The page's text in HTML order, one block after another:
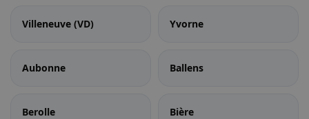
Villeneuve (VD) Yvorne
Aubonne Ballens
Berolle Bière